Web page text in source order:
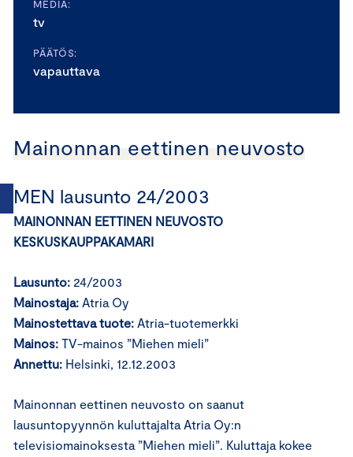
MEDIA:
tv
PÄÄTÖS:
vapauttava
Mainonnan eettinen neuvosto
MEN lausunto 24/2003
MAINONNAN EETTINEN NEUVOSTO
KESKUSKAUPPAKAMARI
Lausunto: 24/2003
Mainostaja: Atria Oy
Mainostettava tuote: Atria-tuotemerkki
Mainos: TV-mainos ”Miehen mieli”
Annettu: Helsinki, 12.12.2003
Mainonnan eettinen neuvosto on saanut
lausuntopyynnön kuluttajalta Atria Oy:n
televisiomainoksesta ”Miehen mieli”. Kuluttaja kokee